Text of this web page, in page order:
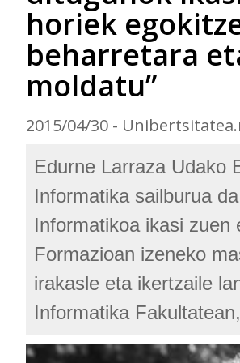
horiek
beharretara
moldatu”
2015/04/30 -
Edurne Larraza Udako
Informatika sailburua
Informatikoa ikasi zuen
Formazioan izeneko
irakasle eta ikertzaile
Informatika